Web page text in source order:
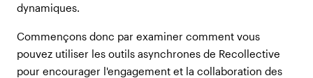
dynamiques.
Commençons donc par examiner comment vous
pouvez utiliser les outils asynchrones de Recollective
pour encourager l'engagement et la collaboration des